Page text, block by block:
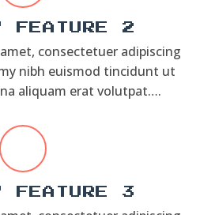
FEATURE 2
consectetuer adipiscing
nibh euismod tincidunt ut
aliquam erat volutpat….
FEATURE 3